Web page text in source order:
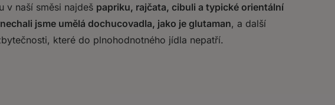
v naší směsi najdeš papriku, rajčata, cibuli a typické orientální
jsme umělá dochucovadla, jako je glutaman, a další
které do plnohodnotného jídla nepatří.